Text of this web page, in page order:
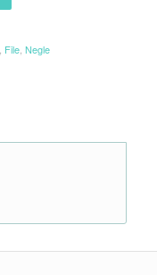
File, Negle